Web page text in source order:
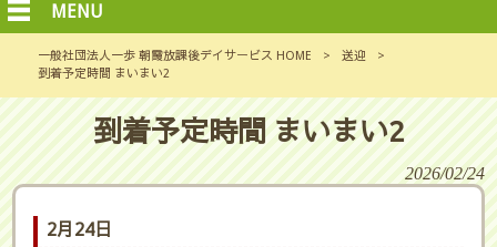
MENU
一般社団法人一歩 朝霞放課後デイサービス HOME > 送迎
>
到着予定時間 まいまい2
到着予定時間 まいまい2
2026/02/24
2月24日